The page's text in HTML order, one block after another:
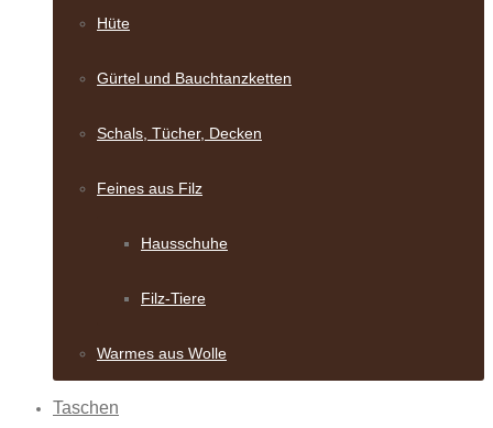
Hüte
Gürtel und Bauch­tanzketten
Schals, Tücher, Decken
Feines aus Filz
Hausschuhe
Filz-Tiere
Warmes aus Wolle
Taschen